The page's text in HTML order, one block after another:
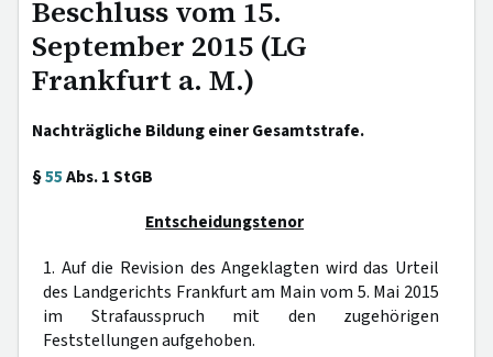
Beschluss vom 15.
September 2015 (LG
Frankfurt a. M.)
Nachträgliche Bildung einer Gesamtstrafe.
§55Abs. 1 StGB
Entscheidungstenor
1. Auf die Revision des Angeklagten wird das Urteil
des Landgerichts Frankfurt am Main vom 5. Mai 2015
im Strafausspruch mit den zugehörigen
Feststellungen aufgehoben.